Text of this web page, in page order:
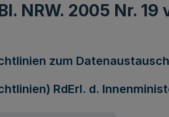
NRW. 2005 Nr. 19
zum
RdErl. d.